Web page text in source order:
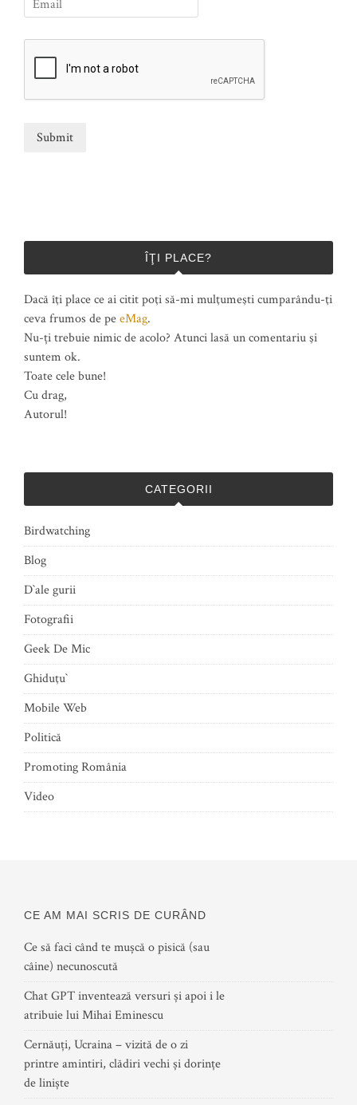
ÎŢI PLACE?
Dacă îţi place ce ai citit poţi să-mi mulţumeşti cumparându-ţi
ceva frumos de peeMag.
Nu-ți trebuie nimic de acolo? Atunci lasă un comentariu şi
suntem ok.
Toate cele bune!
Cu drag,
Autorul!
CATEGORII
Birdwatching
Blog
D`ale gurii
Fotografii
Geek De Mic
Ghiduţu`
Mobile Web
Politică
Promoting România
Video
CE AM MAI SCRIS DE CURÂND
Ce să faci când te mușcă o pisică (sau
câine) necunoscută
Chat GPT inventează versuri și apoi i le
atribuie lui Mihai Eminescu
Cernăuți, Ucraina – vizită de o zi
printre amintiri, clădiri vechi și dorințe
de liniște